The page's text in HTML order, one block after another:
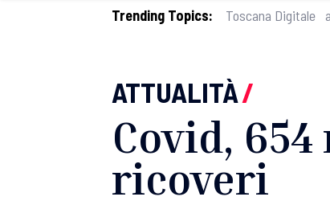
Trending Topics: Toscana Digitale
ATTUALITÀ/
Covid,
ricoveri